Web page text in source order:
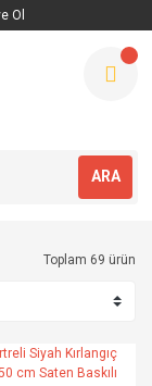
Ol
ARA
Toplam 69 ürün